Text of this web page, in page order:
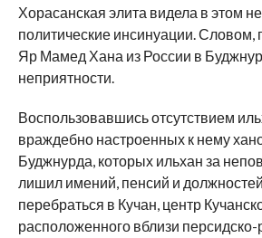
Хорасанская элита видела в этом
политические инсинуации. Словом,
Яр Мамед Хана из России в
неприятности.
Воспользовавшись отсутствием
враждебно настроенных к нему
Буджнурда, которых ильхан за
лишил имений, пенсий и
перебраться в Кучан, центр
расположенного вблизи персидско-